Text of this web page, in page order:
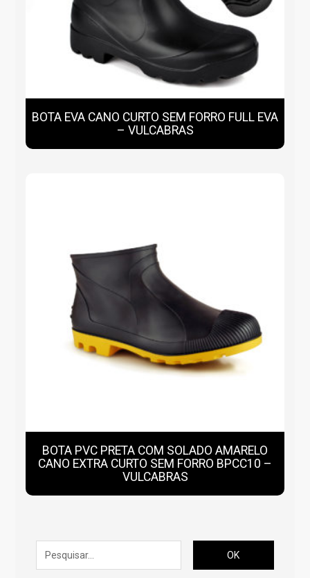
BOTA EVA CANO CURTO SEM FORRO FULL EVA
– VULCABRAS
BOTA PVC PRETA COM SOLADO AMARELO
CANO EXTRA CURTO SEM FORRO BPCC10 –
VULCABRAS
OK